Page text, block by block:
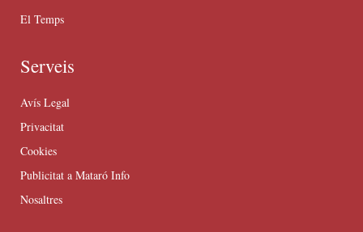
El Temps
Serveis
Avís Legal
Privacitat
Cookies
Publicitat a Mataró Info
Nosaltres